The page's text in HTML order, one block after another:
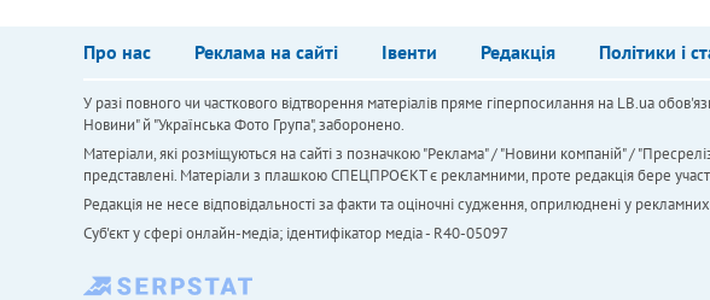
Про нас Реклама на сайті Івенти Редакція Політики і
У разі повного чи часткового відтворення матеріалів пряме гіперпосилання на LB.ua
Новини" й "Українська Фото Група", заборонено.
Матеріали, які розміщуються на сайті з позначкою "Реклама" / "Новини компаній" /
представлені. Матеріали з плашкою СПЕЦПРОЄКТ є рекламними, проте редакція бере
Редакція не несе відповідальності за факти та оціночні судження, оприлюднені у
Cуб'єкт у сфері онлайн-медіа; ідентифікатор медіа - R40-05097